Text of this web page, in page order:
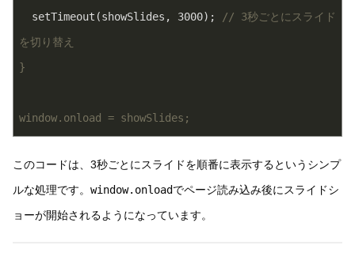
  setTimeout(showSlides,
3000);
// 3秒ごとにスライド
を切り替え
}
window.onload = showSlides;
このコードは、3秒ごとにスライドを順番に表示するというシンプ
ルな処理です。 window.onloadでページ読み込み後にスライドシ
ョーが開始されるようになっています。